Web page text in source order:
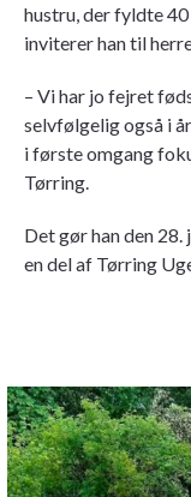
hustru, der fyldte
inviterer han til
– Vi har jo fejret
selvfølgelig også i
i første omgang
Tørring.
Det gør han den
en del af Tørring